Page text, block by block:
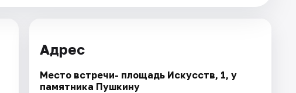
Адрес
Место встречи- площадь Искусств, 1, у
памятника Пушкину